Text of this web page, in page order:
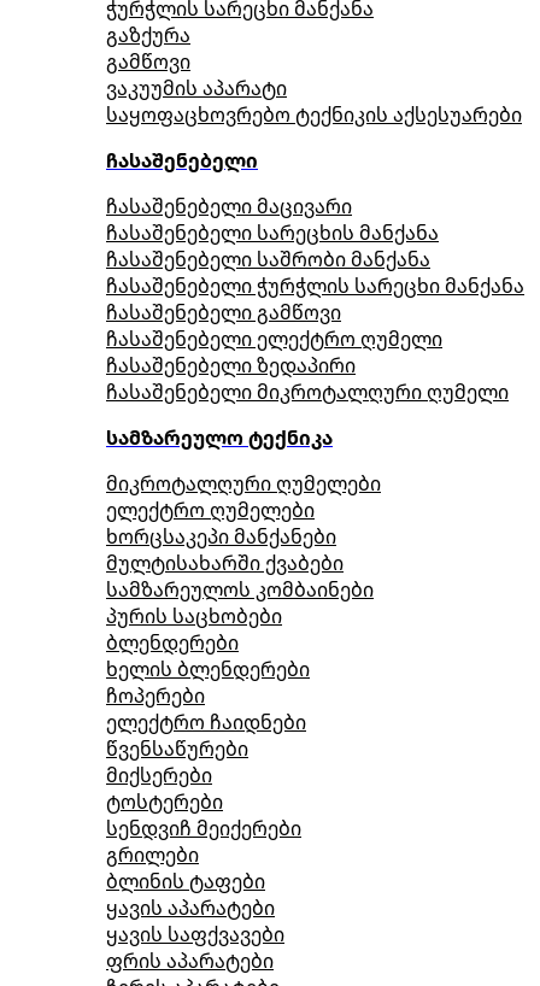
ჭურჭლის სარეცხი მანქანა
გაზქურა
გამწოვი
ვაკუუმის აპარატი
საყოფაცხოვრებო ტექნიკის აქსესუარები
ჩასაშენებელი
ჩასაშენებელი მაცივარი
ჩასაშენებელი სარეცხის მანქანა
ჩასაშენებელი საშრობი მანქანა
ჩასაშენებელი ჭურჭლის სარეცხი მანქანა
ჩასაშენებელი გამწოვი
ჩასაშენებელი ელექტრო ღუმელი
ჩასაშენებელი ზედაპირი
ჩასაშენებელი მიკროტალღური ღუმელი
სამზარეულო ტექნიკა
მიკროტალღური ღუმელები
ელექტრო ღუმელები
ხორცსაკეპი მანქანები
მულტისახარში ქვაბები
სამზარეულოს კომბაინები
პურის საცხობები
ბლენდერები
ხელის ბლენდერები
ჩოპერები
ელექტრო ჩაიდნები
წვენსაწურები
მიქსერები
ტოსტერები
სენდვიჩ მეიქერები
გრილები
ბლინის ტაფები
ყავის აპარატები
ყავის საფქვავები
ფრის აპარატები